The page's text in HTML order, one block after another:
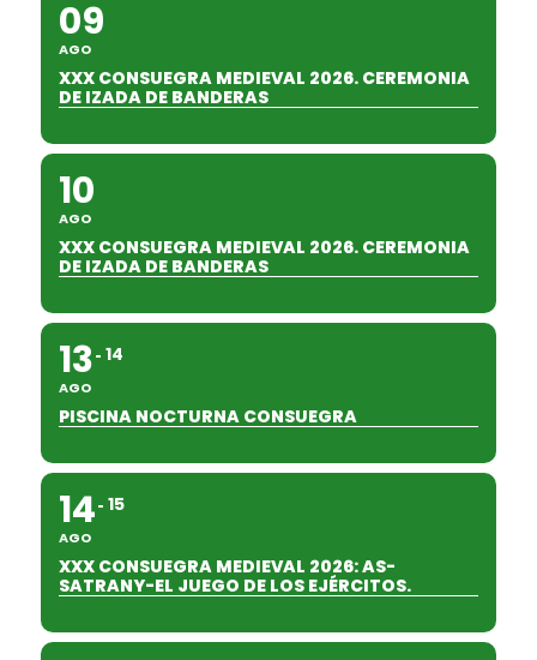
09
AGO
XXX CONSUEGRA MEDIEVAL 2026. CEREMONIA
DE IZADA DE BANDERAS
10
AGO
XXX CONSUEGRA MEDIEVAL 2026. CEREMONIA
DE IZADA DE BANDERAS
13
AGO
14
PISCINA NOCTURNA CONSUEGRA
14
AGO
15
XXX CONSUEGRA MEDIEVAL 2026: AS-
SATRANY-EL JUEGO DE LOS EJÉRCITOS.